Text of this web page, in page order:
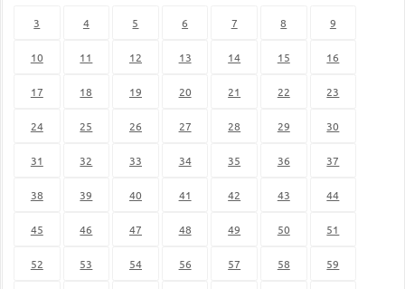
3 4 5 6 7 8 9
10 11 12 13 14 15 16
17 18 19 20 21 22 23
24 25 26 27 28 29 30
31 32 33 34 35 36 37
38 39 40 41 42 43 44
45 46 47 48 49 50 51
52 53 54 56 57 58 59